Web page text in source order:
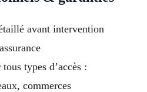
avant intervention
types d’accès :
commerces